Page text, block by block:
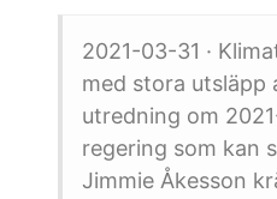
2021-03-31 ·
med stora utsläpp
utredning om
regering som kan
Jimmie Åkesson